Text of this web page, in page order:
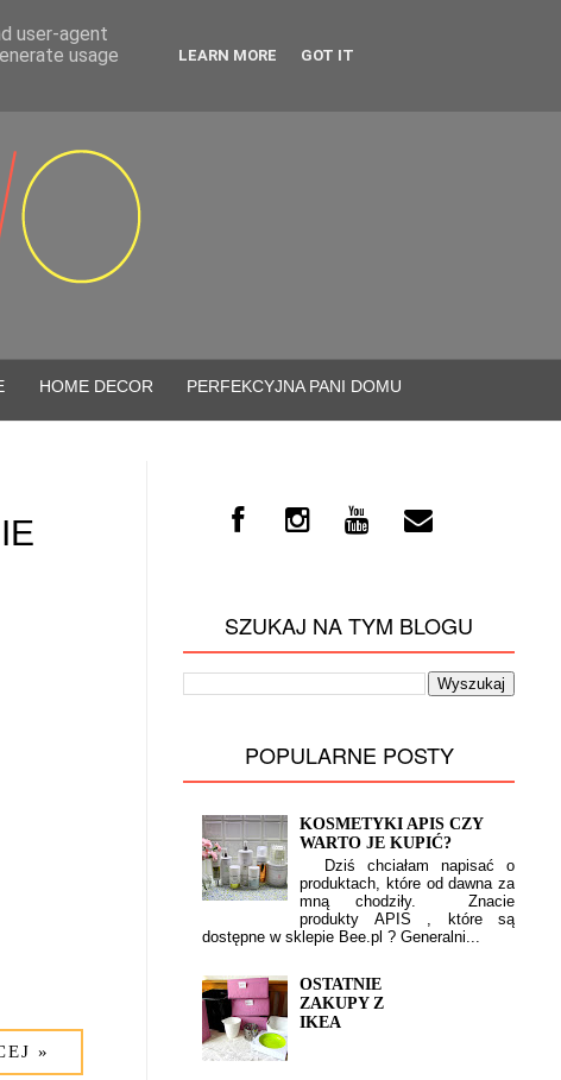
HOME DECOR PERFEKCYJNA PANI DOMU
»
SZUKAJ NA TYM BLOGU
POPULARNE POSTY
KOSMETYKI APIS CZY
WARTO JE KUPIĆ?
Dziś chciałam napisać o
produktach, które od dawna za
mną chodziły. Znacie
produkty APIS , które są
dostępne w sklepie Bee.pl ? Generalni...
OSTATNIE
ZAKUPY Z
IKEA
user-agent
usage
LEARN MORE GOT IT